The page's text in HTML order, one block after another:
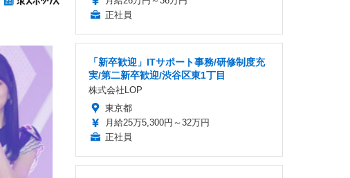
正社員
「新卒歓迎」ITサポート事務/研修制度充
実/第二新卒歓迎/渋谷区東1丁目
株式会社LOP
東京都
月給25万5,300円～32万円
正社員